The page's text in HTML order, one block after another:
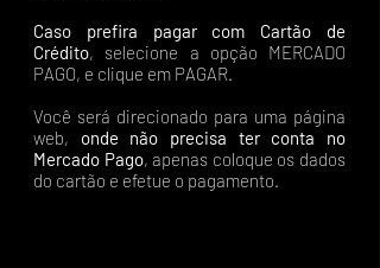
Caso prefira pagar com Cartão de
Crédito, selecione a opção MERCADO
PAGO, e clique em PAGAR.
Você será direcionado para uma página
web, onde não precisa ter conta no
Mercado Pago, apenas coloque os dados
do cartão e efetue o pagamento.